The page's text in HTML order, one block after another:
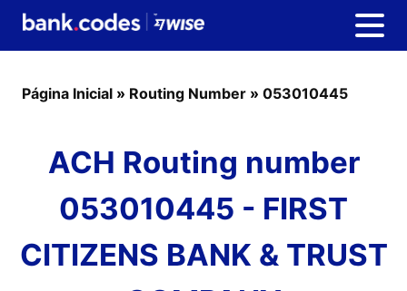
Página Inicial » Routing Number » 053010445
ACH Routing number
053010445 - FIRST
CITIZENS BANK & TRUST